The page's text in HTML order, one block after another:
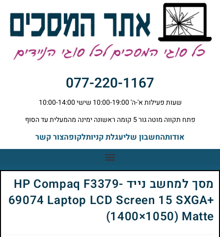
077-220-1167
שעות פעילות א'-ה' 10:00-19:00 שישי 10:00-14:00
פתח תקווה מוטה גור 5 קומה ראשונה ימינה מהמעלית עד הסוף
אודותהחשבון שליעגלת קניותלקופהצור קשר
מסך למחשב נייד HP Compaq F3379-
69074 Laptop LCD Screen 15 SXGA+
(1400×1050) Matte